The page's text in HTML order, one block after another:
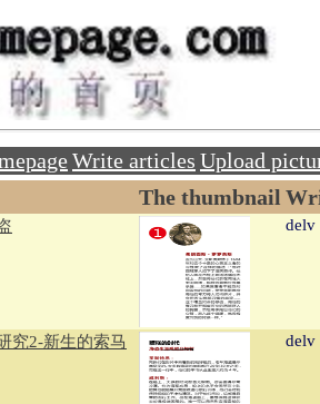
Write articles Upload
The thumbnail
delv
究2-新生的索马
delv